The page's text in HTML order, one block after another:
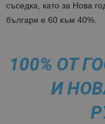
съседка, като за Нова
българи е 60 към 40%.
100% ОТ
И